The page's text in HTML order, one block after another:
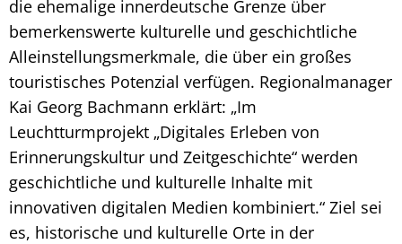
die ehemalige innerdeutsche Grenze über
bemerkenswerte kulturelle und geschichtliche
Alleinstellungsmerkmale, die über ein großes
touristisches Potenzial verfügen. Regionalmanager
Kai Georg Bachmann erklärt: „Im
Leuchtturmprojekt „Digitales Erleben von
Erinnerungskultur und Zeitgeschichte“ werden
geschichtliche und kulturelle Inhalte mit
innovativen digitalen Medien kombiniert.“ Ziel sei
es, historische und kulturelle Orte in der